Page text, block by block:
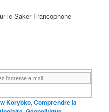
le Saker Francophone
Korybko,Comprendre la